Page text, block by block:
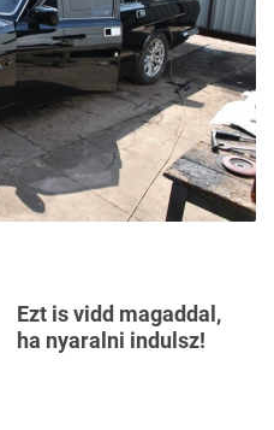
Ezt is vidd magaddal,
ha nyaralni indulsz!